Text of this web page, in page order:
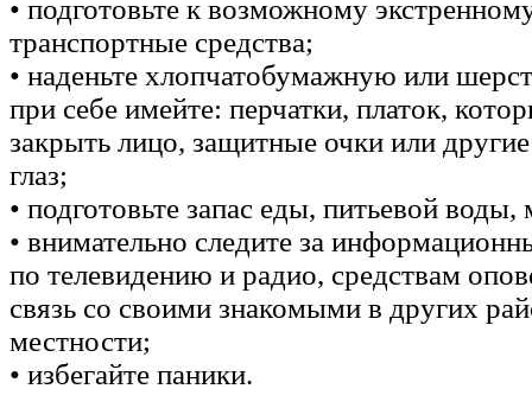
• подготовьте к возможному
транспортные средства;
• наденьте хлопчатобумажную или
при себе имейте: перчатки, платок,
закрыть лицо, защитные очки или
глаз;
• подготовьте запас еды, питьевой
• внимательно следите за
по телевидению и радио, средствам
связь со своими знакомыми в других
местности;
• избегайте паники.